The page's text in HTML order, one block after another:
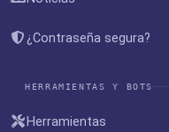
¿Contraseña segura?
HERRAMIENTAS Y BOTS
Herramientas